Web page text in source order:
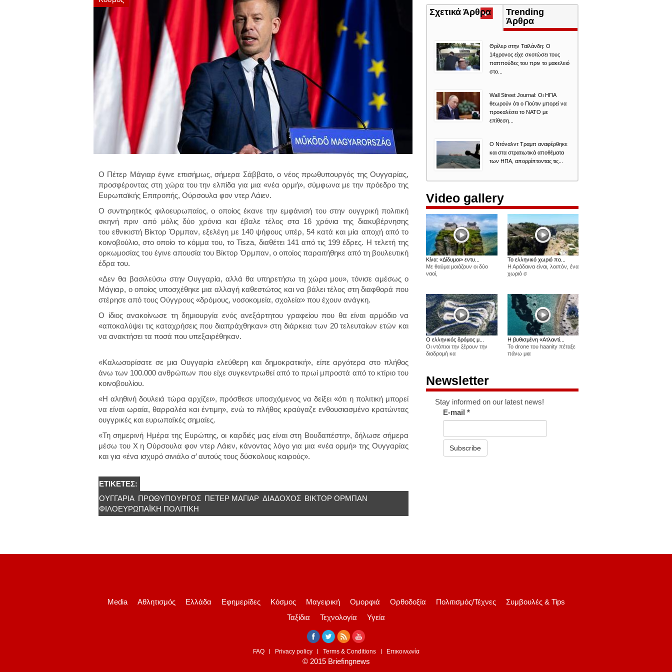
Ο Πέτερ Μάγιαρ έγινε επισήμως, σήμερα Σάββατο, ο νέος πρωθυπουργός της Ουγγαρίας,
προσφέροντας στη χώρα του την ελπίδα για μια «νέα ορμή», σύμφωνα με την πρόεδρο της
Ευρωπαϊκής Επιτροπής, Ούρσουλα φον ντερ Λάιεν.
Ο συντηρητικός φιλοευρωπαίος, ο οποίος έκανε την εμφάνισή του στην ουγγρική πολιτική
σκηνή πριν από μόλις δύο χρόνια και έβαλε τέλος στα 16 χρόνια της διακυβέρνησης
του εθνικιστή Βίκτορ Όρμπαν, εξελέγη με 140 ψήφους υπέρ, 54 κατά και μία αποχή από το
κοινοβούλιο, στο οποίο το κόμμα του, το Tisza, διαθέτει 141 από τις 199 έδρες. Η τελετή της
ορκωμοσίας του έγινε απουσία του Βίκτορ Όρμπαν, ο οποίος παραιτήθηκε από τη βουλευτική
έδρα του.
«Δεν θα βασιλεύσω στην Ουγγαρία, αλλά θα υπηρετήσω τη χώρα μου», τόνισε αμέσως ο
Μάγιαρ, ο οποίος υποσχέθηκε μια αλλαγή καθεστώτος και να βάλει τέλος στη διαφθορά που
στέρησε από τους Ούγγρους «δρόμους, νοσοκομεία, σχολεία» που έχουν ανάγκη.
Ο ίδιος ανακοίνωσε τη δημιουργία ενός ανεξάρτητου γραφείου που θα είναι αρμόδιο να
«αποκαλύψει τις καταχρήσεις που διαπράχθηκαν» στη διάρκεια των 20 τελευταίων ετών και
να ανακτήσει τα ποσά που υπεξαιρέθηκαν.
«Καλωσορίσατε σε μια Ουγγαρία ελεύθερη και δημοκρατική», είπε αργότερα στο πλήθος
άνω των 100.000 ανθρώπων που είχε συγκεντρωθεί από το πρωί μπροστά από το κτίριο του
κοινοβουλίου.
«Η αληθινή δουλειά τώρα αρχίζει», πρόσθεσε υποσχόμενος να δείξει «ότι η πολιτική μπορεί
να είναι ωραία, θαρραλέα και έντιμη», ενώ το πλήθος κραύγαζε ενθουσιασμένο κρατώντας
ουγγρικές και ευρωπαϊκές σημαίες.
«Τη σημερινή Ημέρα της Ευρώπης, οι καρδιές μας είναι στη Βουδαπέστη», δήλωσε σήμερα
μέσω του X η Ούρσουλα φον ντερ Λάιεν, κάνοντας λόγο για μια «νέα ορμή» της Ουγγαρίας
και για «ένα ισχυρό σινιάλο σ’ αυτούς τους δύσκολους καιρούς».
ΕΤΙΚΈΤΕΣ:
ΟΥΓΓΑΡΊΑ ΠΡΩΘΥΠΟΥΡΓΌΣ ΠΈΤΕΡ ΜΆΓΙΑΡ ΔΙΆΔΟΧΟΣ ΒΊΚΤΟΡ ΌΡΜΠΑΝ
ΦΙΛΟΕΥΡΩΠΑΪΚΉ ΠΟΛΙΤΙΚΉ
Σχετικά Άρθρα (ενεργή
καρτέλα)
Trending
Άρθρα
Θρίλερ στην Ταϊλάνδη: Ο
14χρονος είχε σκοτώσει τους
παππούδες του πριν το μακελειό
στο...
Wall Street Journal: Οι ΗΠΑ
θεωρούν ότι ο Πούτιν μπορεί να
προκαλέσει το ΝΑΤΟ με
επίθεση...
Ο Ντόναλντ Τραμπ αναφέρθηκε
και στα στρατιωτικά αποθέματα
των ΗΠΑ, απορρίπτοντας τις...
Video gallery
Κίνα: «Δίδυμοι» εντυ...
Με θαύμα μοιάζουν οι δύο
ναοί,
Το ελληνικό χωριό πο...
Η Αράδαινα είναι, λοιπόν, ένα
χωριό σ
Ο ελληνικός δρόμος μ...
Οι ντόπιοι την ξέρουν την
διαδρομή κα
Η βυθισμένη «Ατλαντί...
Το drone του haanity πέταξε
πάνω μια
Newsletter
Stay informed on our latest news!
E-mail*
Subscribe
Media Αθλητισμός Ελλάδα Εφημερίδες Κόσμος Μαγειρική Ομορφιά Ορθοδοξία Πολιτισμός/Τέχνες
Συμβουλές & Tips
Ταξίδια
Τεχνολογία Υγεία
FAQ Privacy policy Terms & Conditions Επικοινωνία
© 2015 Briefingnews